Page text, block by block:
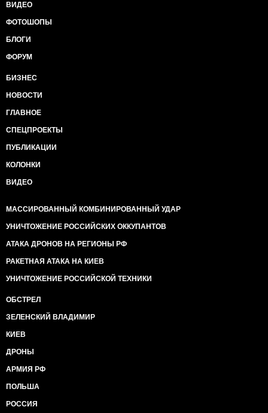
ВИДЕО
ФОТОШОПЫ
БЛОГИ
ФОРУМ
БИЗНЕС
НОВОСТИ
ГЛАВНОЕ
СПЕЦПРОЕКТЫ
ПУБЛИКАЦИИ
КОЛОНКИ
ВИДЕО
МАССИРОВАННЫЙ КОМБИНИРОВАННЫЙ УДАР
УНИЧТОЖЕНИЕ РОССИЙСКИХ ОККУПАНТОВ
АТАКА ДРОНОВ НА РЕГИОНЫ РФ
РАКЕТНАЯ АТАКА НА КИЕВ
УНИЧТОЖЕНИЕ РОССИЙСКОЙ ТЕХНИКИ
ОБСТРЕЛ
ЗЕЛЕНСКИЙ ВЛАДИМИР
КИЕВ
ДРОНЫ
АРМИЯ РФ
ПОЛЬША
РОССИЯ